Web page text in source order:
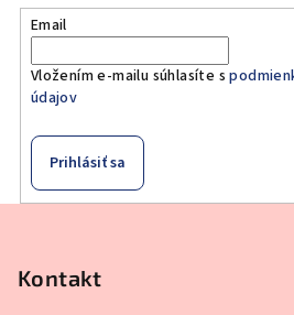
Email
Vložením e-mailu súhlasíte s
údajov
Prihlásiť sa
Kontakt